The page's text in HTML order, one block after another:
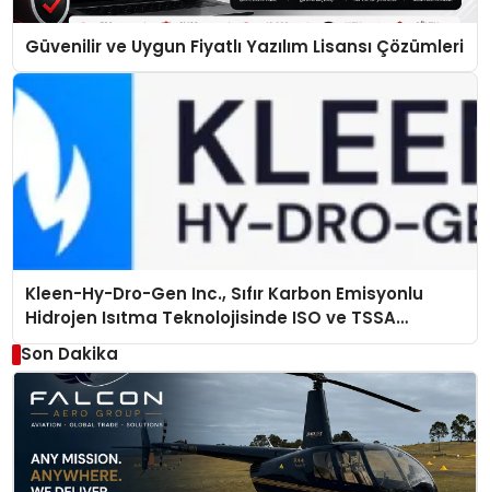
Güvenilir ve Uygun Fiyatlı Yazılım Lisansı Çözümleri
Kleen-Hy-Dro-Gen Inc., Sıfır Karbon Emisyonlu
Hidrojen Isıtma Teknolojisinde ISO ve TSSA
Düzenleyici Onaylarını Aldı
Son Dakika